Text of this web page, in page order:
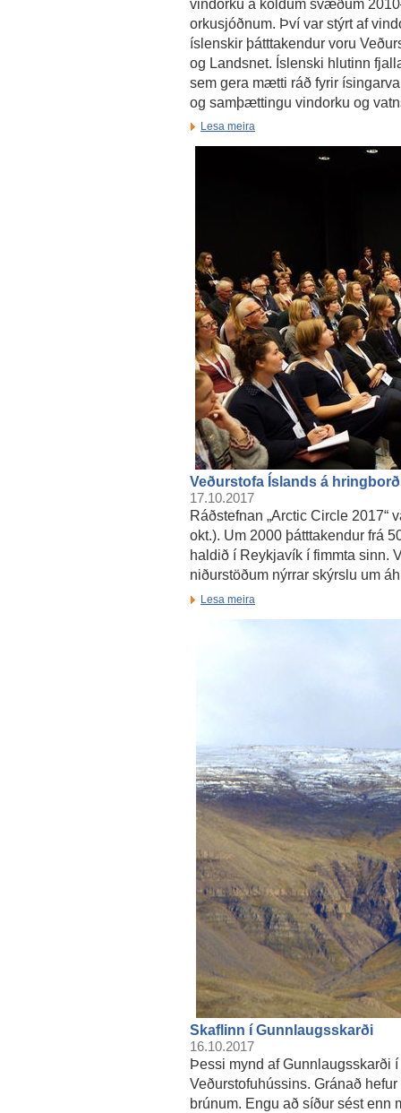
vindorku á köldum svæðum
orkusjóðnum. Því var stýrt af
íslenskir þátttakendur voru
og Landsnet. Íslenski hlutinn
sem gera mætti ráð fyrir
og samþættingu vindorku og
Lesa meira
Veðurstofa Íslands á
17.10.2017
Ráðstefnan „Arctic Circle 2017“
okt.). Um 2000 þátttakendur frá
haldið í Reykjavík í fimmta sinn.
niðurstöðum nýrrar skýrslu um
Lesa meira
Skaflinn í Gunnlaugsskarði
16.10.2017
Þessi mynd af Gunnlaugsskarði
Veðurstofuhússins. Gránað
brúnum. Engu að síður sést enn